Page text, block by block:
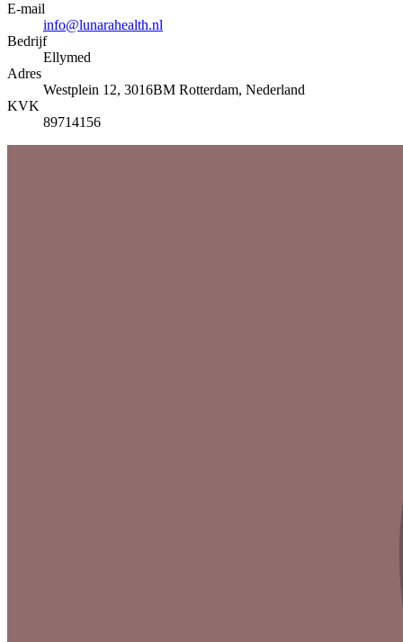
E-mail
info@lunarahealth.nl
Bedrijf
Ellymed
Adres
Westplein 12, 3016BM Rotterdam, Nederland
KVK
89714156